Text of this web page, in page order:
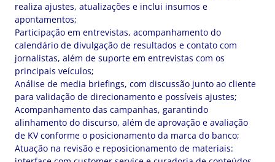
realiza ajustes, atualizações e inclui insumos e
apontamentos;
Participação em entrevistas, acompanhamento do
calendário de divulgação de resultados e contato com
jornalistas, além de suporte em entrevistas com os
principais veículos;
Análise de media briefings, com discussão junto ao cliente
para validação de direcionamento e possíveis ajustes;
Acompanhamento das campanhas, garantindo
alinhamento do discurso, além de aprovação e avaliação
de KV conforme o posicionamento da marca do banco;
Atuação na revisão e reposicionamento de materiais: